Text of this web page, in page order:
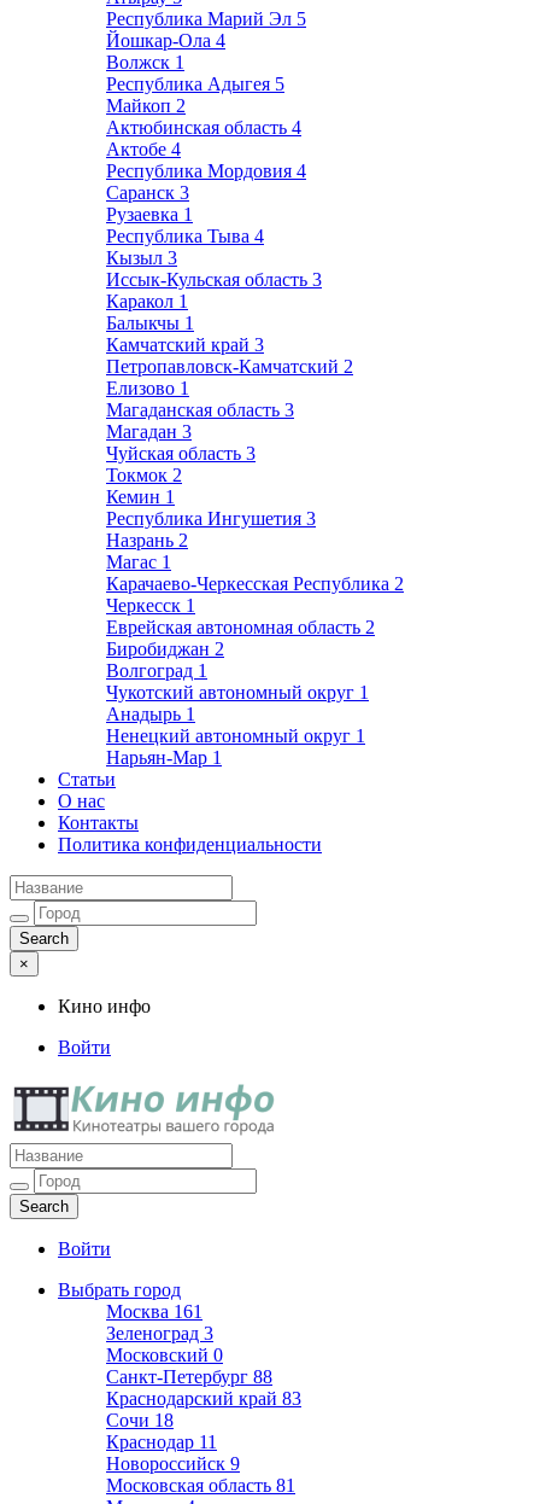
Республика Марий Эл 5
Йошкар-Ола 4
Волжск 1
Республика Адыгея 5
Майкоп 2
Актюбинская область 4
Актобе 4
Республика Мордовия 4
Саранск 3
Рузаевка 1
Республика Тыва 4
Кызыл 3
Иссык-Кульская область 3
Каракол 1
Балыкчы 1
Камчатский край 3
Петропавловск-Камчатский 2
Елизово 1
Магаданская область 3
Магадан 3
Чуйская область 3
Токмок 2
Кемин 1
Республика Ингушетия 3
Назрань 2
Магас 1
Карачаево-Черкесская Республика 2
Черкесск 1
Еврейская автономная область 2
Биробиджан 2
Волгоград 1
Чукотский автономный округ 1
Анадырь 1
Ненецкий автономный округ 1
Нарьян-Мар 1
Статьи
О нас
Контакты
Политика конфиденциальности
×
Кино инфо
Войти
Кино инфо
Кинотеатры вашего города
Войти
Выбрать город
Москва 161
Зеленоград 3
Московский 0
Санкт-Петербург 88
Краснодарский край 83
Сочи 18
Краснодар 11
Новороссийск 9
Московская область 81